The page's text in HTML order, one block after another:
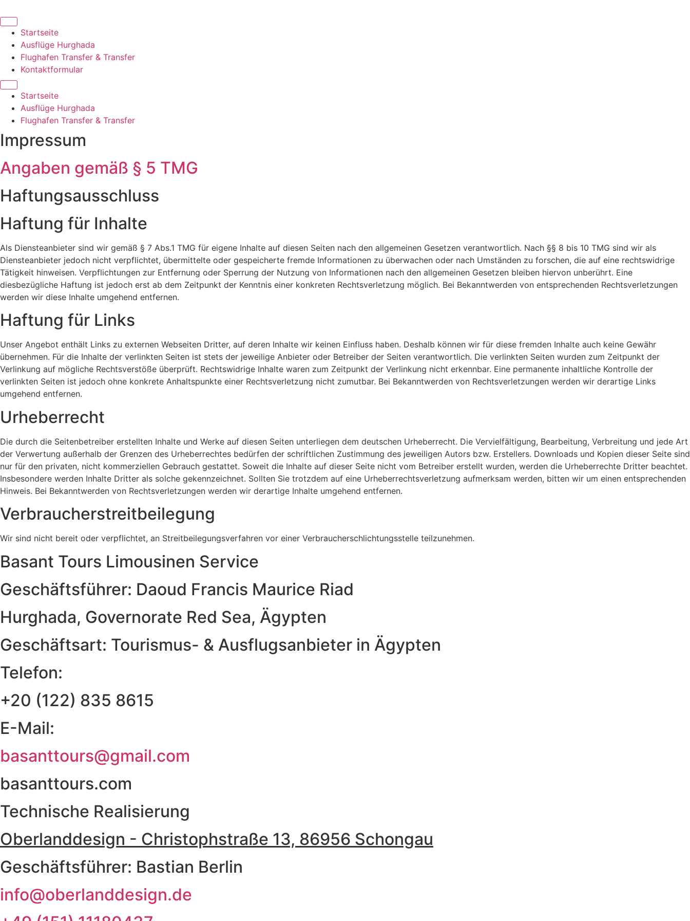
Inhalt
springenStartseite
Ausflüge Hurghada
Flughafen Transfer & Transfer
Kontaktformular
Startseite
Ausflüge Hurghada
Flughafen Transfer & Transfer
Impressum
Angaben gemäß § 5 TMG
Haftungsausschluss
Haftung für Inhalte
Als Diensteanbieter sind wir gemäß § 7 Abs.1 TMG für eigene Inhalte auf diesen Seiten nach den allgemeinen Gesetzen verantwortlich. Nach §§ 8 bis 10 TMG sind wir als
Diensteanbieter jedoch nicht verpflichtet, übermittelte oder gespeicherte fremde Informationen zu überwachen oder nach Umständen zu forschen, die auf eine rechtswidrige
Tätigkeit hinweisen. Verpflichtungen zur Entfernung oder Sperrung der Nutzung von Informationen nach den allgemeinen Gesetzen bleiben hiervon unberührt. Eine
diesbezügliche Haftung ist jedoch erst ab dem Zeitpunkt der Kenntnis einer konkreten Rechtsverletzung möglich. Bei Bekanntwerden von entsprechenden Rechtsverletzungen
werden wir diese Inhalte umgehend entfernen.
Haftung für Links
Unser Angebot enthält Links zu externen Webseiten Dritter, auf deren Inhalte wir keinen Einfluss haben. Deshalb können wir für diese fremden Inhalte auch keine Gewähr
übernehmen. Für die Inhalte der verlinkten Seiten ist stets der jeweilige Anbieter oder Betreiber der Seiten verantwortlich. Die verlinkten Seiten wurden zum Zeitpunkt der
Verlinkung auf mögliche Rechtsverstöße überprüft. Rechtswidrige Inhalte waren zum Zeitpunkt der Verlinkung nicht erkennbar. Eine permanente inhaltliche Kontrolle der
verlinkten Seiten ist jedoch ohne konkrete Anhaltspunkte einer Rechtsverletzung nicht zumutbar. Bei Bekanntwerden von Rechtsverletzungen werden wir derartige Links
umgehend entfernen.
Urheberrecht
Die durch die Seitenbetreiber erstellten Inhalte und Werke auf diesen Seiten unterliegen dem deutschen Urheberrecht. Die Vervielfältigung, Bearbeitung, Verbreitung und jede Art
der Verwertung außerhalb der Grenzen des Urheberrechtes bedürfen der schriftlichen Zustimmung des jeweiligen Autors bzw. Erstellers. Downloads und Kopien dieser Seite sind
nur für den privaten, nicht kommerziellen Gebrauch gestattet. Soweit die Inhalte auf dieser Seite nicht vom Betreiber erstellt wurden, werden die Urheberrechte Dritter beachtet.
Insbesondere werden Inhalte Dritter als solche gekennzeichnet. Sollten Sie trotzdem auf eine Urheberrechtsverletzung aufmerksam werden, bitten wir um einen entsprechenden
Hinweis. Bei Bekanntwerden von Rechtsverletzungen werden wir derartige Inhalte umgehend entfernen.
Verbraucherstreitbeilegung
Wir sind nicht bereit oder verpflichtet, an Streitbeilegungsverfahren vor einer Verbraucherschlichtungsstelle teilzunehmen.
Basant Tours Limousinen Service
Geschäftsführer: Daoud Francis Maurice Riad
Hurghada, Governorate Red Sea, Ägypten
Geschäftsart: Tourismus- & Ausflugsanbieter in Ägypten
Telefon:
+20 (122) 835 8615
E-Mail:
basanttours@gmail.com
basanttours.com
Technische Realisierung
Oberlanddesign - Christophstraße 13, 86956 Schongau
Geschäftsführer: Bastian Berlin
info@oberlanddesign.de